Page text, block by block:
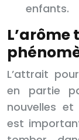
enfants.
L’arôme
L’attrait
en partie
nouvelles et
est